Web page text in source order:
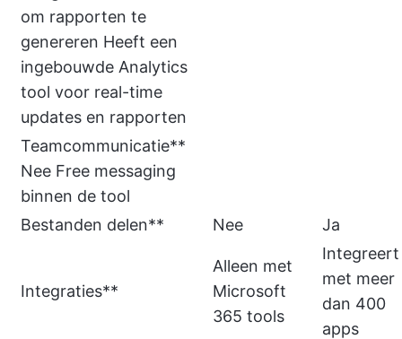
om rapporten te
genereren Heeft een
ingebouwde Analytics
tool voor real-time
updates en rapporten
Teamcommunicatie**
Nee Free messaging
binnen de tool
Bestanden delen**
Nee Ja
Integraties**
Alleen met
Microsoft
365 tools
Integreert
met meer
dan 400
apps